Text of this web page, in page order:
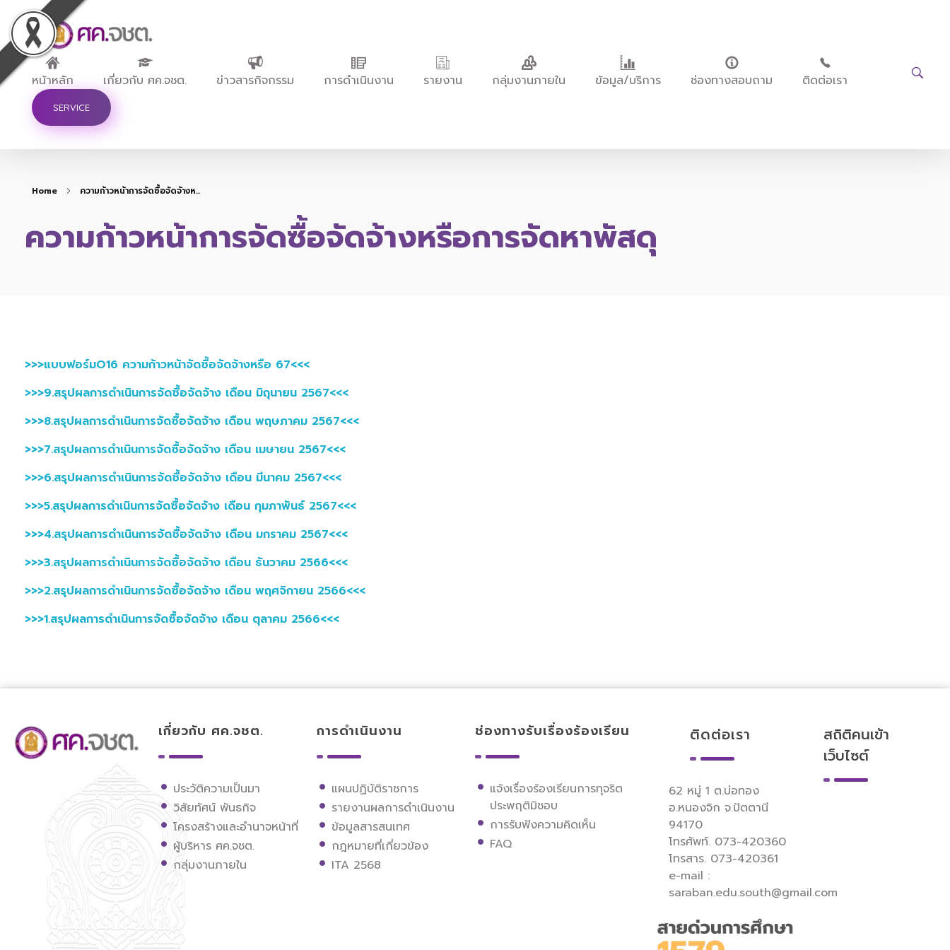
ศูนย์ขับเคลื่อนการศึกษาในจังหวัดชายแดนภาคใต้
หน้าหลัก เกี่ยวกับ ศค.จชต. ข่าวสารกิจกรรม การดำเนินงาน รายงาน กลุ่มงานภายใน ข้อมูล/บริการ ช่องทางสอบถาม ติดต่อเรา
SERVICE
Home ความก้าวหน้าการจัดซื้อจัดจ้างห...
ความก้าวหน้าการจัดซื้อจัดจ้างหรือการจัดหาพัสดุ
>>>แบบฟอร์มO16 ความก้าวหน้าจัดซื้อจัดจ้างหรือ 67<<<
>>>9.สรุปผลการดำเนินการจัดซื้อจัดจ้าง เดือน มิถุนายน 2567<<<
>>>8.สรุปผลการดำเนินการจัดซื้อจัดจ้าง เดือน พฤษภาคม 2567<<<
>>>7.สรุปผลการดำเนินการจัดซื้อจัดจ้าง เดือน เมษายน 2567<<<
>>>6.สรุปผลการดำเนินการจัดซื้อจัดจ้าง เดือน มีนาคม 2567<<<
>>>5.สรุปผลการดำเนินการจัดซื้อจัดจ้าง เดือน กุมภาพันธ์ 2567<<<
>>>4.สรุปผลการดำเนินการจัดซื้อจัดจ้าง เดือน มกราคม 2567<<<
>>>3.สรุปผลการดำเนินการจัดซื้อจัดจ้าง เดือน ธันวาคม 2566<<<
>>>2.สรุปผลการดำเนินการจัดซื้อจัดจ้าง เดือน พฤศจิกายน 2566<<<
>>>1.สรุปผลการดำเนินการจัดซื้อจัดจ้าง เดือน ตุลาคม 2566<<<
เกี่ยวกับ ศค.จชต.
ประวัติความเป็นมา
วิสัยทัศน์ พันธกิจ
โครงสร้างและอำนาจหน้าที่
ผู้บริหาร ศค.จชต.
กลุ่มงานภายใน
การดำเนินงาน
แผนปฏิบัติราชการ
รายงานผลการดำเนินงาน
ข้อมูลสารสนเทศ
กฎหมายที่เกี่ยวข้อง
ITA 2568
ช่องทางรับเรื่องร้องเรียน
แจ้งเรื่องร้องเรียนการทุจริต
ประพฤติมิชอบ
การรับฟังความคิดเห็น
FAQ
ติดต่อเรา
62 หมู่ 1 ต.บ่อทอง
อ.หนองจิก จ.ปัตตานี
94170
โทรศัพท์. 073-420360
โทรสาร. 073-420361
e-mail :
saraban.edu.south@gmail.com
สถิติคนเข้า
เว็บไซต์